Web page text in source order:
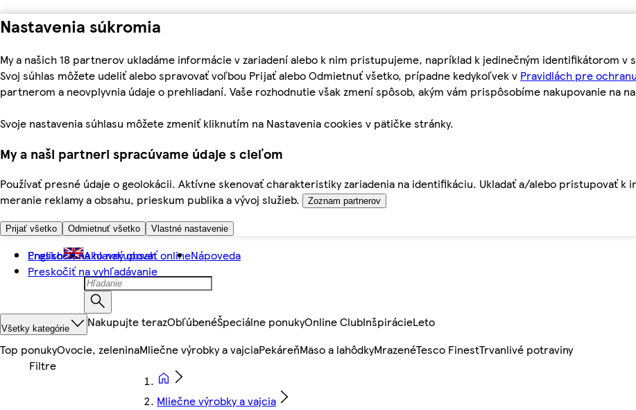
Nastavenia súkromia
My a našich 18 partnerov ukladáme informácie v zariadení alebo k nim pristupujeme, napríklad k jedinečným identifikátorom v
Svoj súhlas môžete udeliť alebo spravovať voľbou Prijať alebo Odmietnuť všetko, prípadne kedykoľvek v Pravidlách pre
partnerom a neovplyvnia údaje o prehliadaní. Vaše rozhodnutie však zmení spôsob, akým vám prispôsobíme nakupovanie na
Svoje nastavenia súhlasu môžete zmeniť kliknutím na Nastavenia cookies v pätičke stránky.
My a naši partneri spracúvame údaje s cieľom
Používať presné údaje o geolokácii. Aktívne skenovať charakteristiky zariadenia na identifikáciu. Ukladať a/alebo pristupovať k
meranie reklamy a obsahu, prieskum publika a vývoj služieb.
Zoznam partnerov
Prijať všetko Odmietnuť všetko Vlastné nastavenie
Preskočiť na hlavný obsah
Preskočiť na vyhľadávanie
English Ako nakupovať onlineNápoveda
Všetky kategórie Nakupujte terazObľúbenéŠpeciálne ponukyOnline ClubInšpirácieLeto
Top ponukyOvocie, zeleninaMliečne výrobky a vajciaPekáreňMäso a lahôdkyMrazenéTesco FinestTrvanlivé potraviny
Mliečne výrobky a vajcia